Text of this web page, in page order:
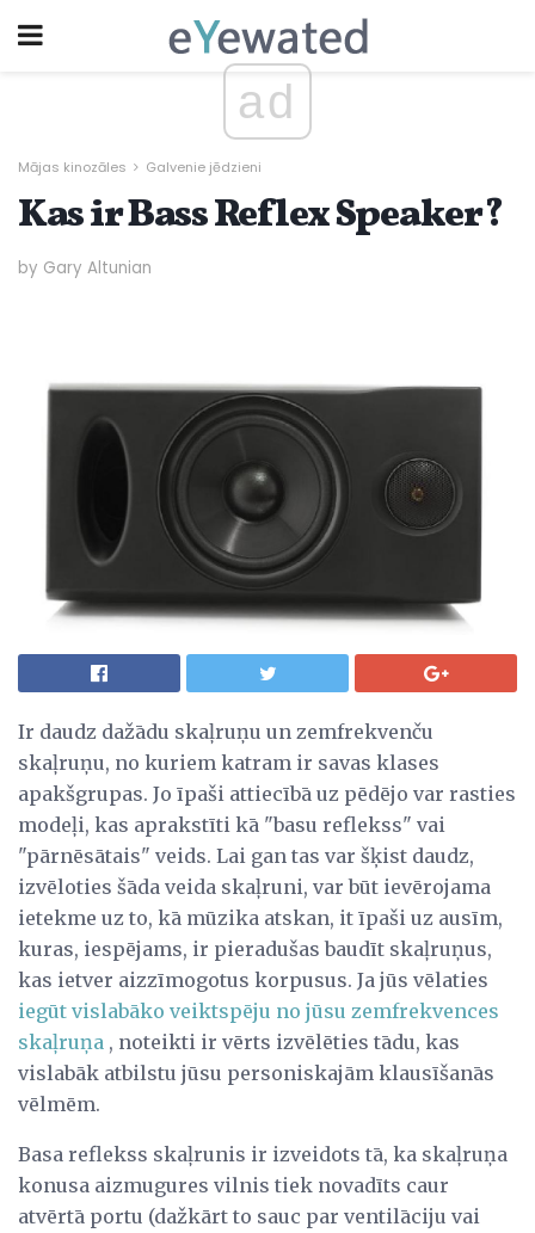
ad
Mājas kinozāles Galvenie jēdzieni
Kas ir Bass Reflex Speaker?
by Gary Altunian
Ir daudz dažādu skaļruņu un zemfrekvenču
skaļruņu, no kuriem katram ir savas klases
apakšgrupas. Jo īpaši attiecībā uz pēdējo var rasties
modeļi, kas aprakstīti kā "basu reflekss" vai
"pārnēsātais" veids. Lai gan tas var šķist daudz,
izvēloties šāda veida skaļruni, var būt ievērojama
ietekme uz to, kā mūzika atskan, it īpaši uz ausīm,
kuras, iespējams, ir pieradušas baudīt skaļruņus,
kas ietver aizzīmogotus korpusus. Ja jūs vēlaties
iegūt vislabāko veiktspēju no jūsu zemfrekvences
skaļruņa , noteikti ir vērts izvēlēties tādu, kas
vislabāk atbilstu jūsu personiskajām klausīšanās
vēlmēm.
Basa reflekss skaļrunis ir izveidots tā, ka skaļruņa
konusa aizmugures vilnis tiek novadīts caur
atvērtā portu (dažkārt to sauc par ventilāciju vai